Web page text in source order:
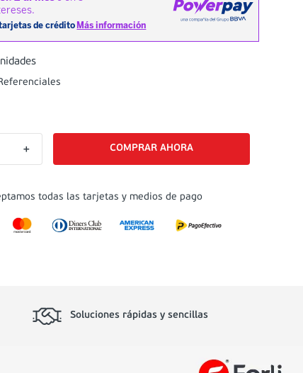
＋
todas las tarjetas y medios de pago
Soluciones rápidas y sencillas